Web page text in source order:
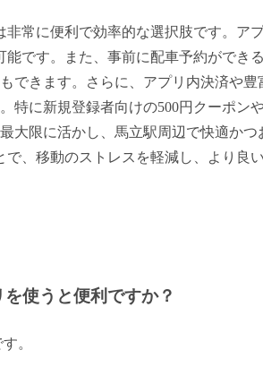
常に便利で効率的な選択肢です。ア
です。また、事前に配車予約ができ
できます。さらに、アプリ内決済や豊
特に新規登録者向けの500円クーポン
大限に活かし、馬立駅周辺で快適かつ
、移動のストレスを軽減し、より良
使うと便利ですか？
。